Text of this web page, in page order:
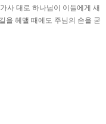
사 대로 하나님이 이들에게 새
을 헤맬 때에도 주님의 손을 굳